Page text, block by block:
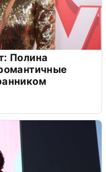
Полина